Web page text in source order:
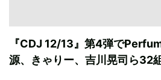
『CDJ 12/13』第4弾で
源、きゃりー、吉川晃司ら32